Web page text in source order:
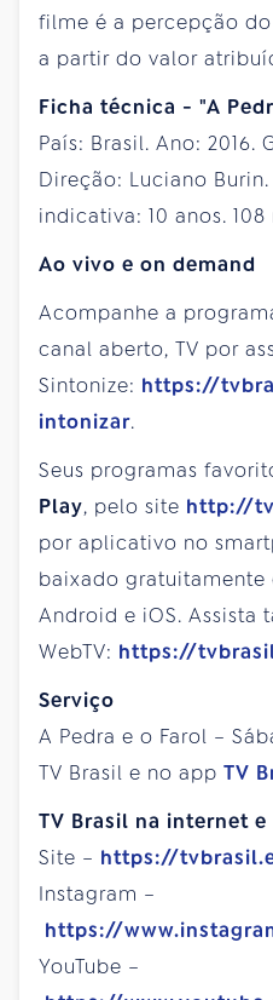
filme é a percepção
a partir do valor
Ficha técnica - "A
País: Brasil. Ano: 2016.
Direção: Luciano
indicativa: 10 anos.
Ao vivo e on demand
Acompanhe a
canal aberto, TV por
Sintonize: https://
intonizar.
Seus programas
Play, pelo site http://
por aplicativo no
baixado gratuitamente
Android e iOS. Assista
WebTV: https://
Serviço
A Pedra e o Farol –
TV Brasil e no app TV
TV Brasil na internet e
Site – https://
Instagram –
https://
YouTube –